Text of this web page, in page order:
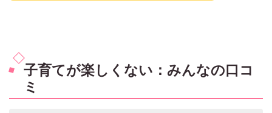
子育てが楽しくない：みんなの口コ
ミ